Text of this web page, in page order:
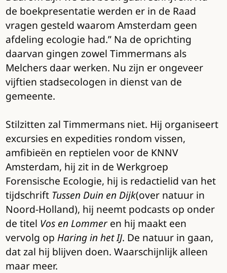
de boekpresentatie werden er in de Raad
vragen gesteld waarom Amsterdam geen
afdeling ecologie had.” Na de oprichting
daarvan gingen zowel Timmermans als
Melchers daar werken. Nu zijn er ongeveer
vijftien stadsecologen in dienst van de
gemeente.
Stilzitten zal Timmermans niet. Hij organiseert
excursies en expedities rondom vissen,
amfibieën en reptielen voor de KNNV
Amsterdam, hij zit in de Werkgroep
Forensische Ecologie, hij is redactielid van het
tijdschrift Tussen Duin en Dijk(over natuur in
Noord-Holland), hij neemt podcasts op onder
de titel Vos en Lommeren hij maakt een
vervolg op Haring in het IJ. De natuur in gaan,
dat zal hij blijven doen. Waarschijnlijk alleen
maar meer.